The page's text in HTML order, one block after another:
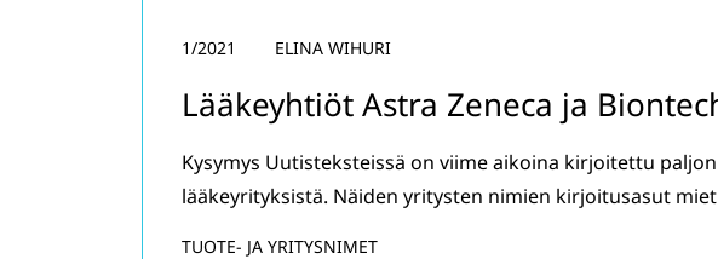
Lääkeyhtiöt Astra Zeneca ja
1/2021 ELINA WIHURI
Kysymys Uutisteksteissä on viime aikoina kirjoitettu
lääkeyrityksistä. Näiden yritysten nimien kirjoitusasut
TUOTE- JA YRITYSNIMET